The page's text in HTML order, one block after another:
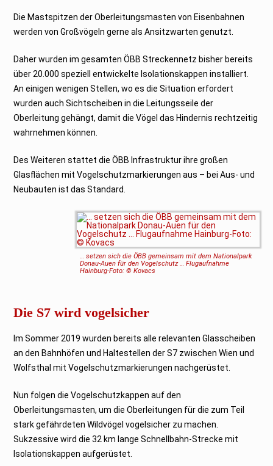
Die Mastspitzen der Oberleitungsmasten von Eisenbahnen
werden von Großvögeln gerne als Ansitzwarten genutzt.
Daher wurden im gesamten ÖBB Streckennetz bisher bereits
über 20.000 speziell entwickelte Isolationskappen installiert.
An einigen wenigen Stellen, wo es die Situation erfordert
wurden auch Sichtscheiben in die Leitungsseile der
Oberleitung gehängt, damit die Vögel das Hindernis rechtzeitig
wahrnehmen können.
Des Weiteren stattet die ÖBB Infrastruktur ihre großen
Glasflächen mit Vogelschutzmarkierungen aus – bei Aus- und
Neubauten ist das Standard.
… setzen sich die ÖBB gemeinsam mit dem Nationalpark
Donau-Auen für den Vogelschutz … Flugaufnahme
Hainburg-Foto: © Kovacs
Die S7 wird vogelsicher
Im Sommer 2019 wurden bereits alle relevanten Glasscheiben
an den Bahnhöfen und Haltestellen der S7 zwischen Wien und
Wolfsthal mit Vogelschutzmarkierungen nachgerüstet.
Nun folgen die Vogelschutzkappen auf den
Oberleitungsmasten, um die Oberleitungen für die zum Teil
stark gefährdeten Wildvögel vogelsicher zu machen.
Sukzessive wird die 32 km lange Schnellbahn-Strecke mit
Isolationskappen aufgerüstet.